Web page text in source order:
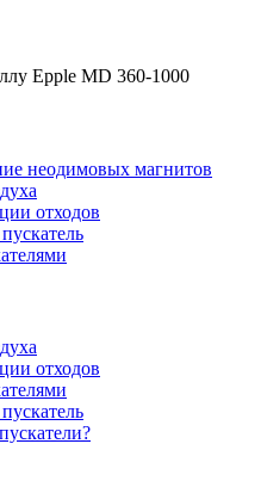
Epple MD 360-1000
неодимовых магнитов
отходов
отходов